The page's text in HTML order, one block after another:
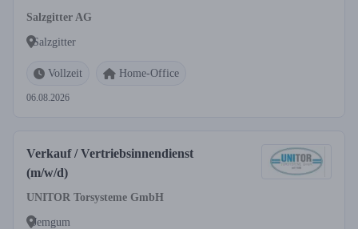
Salzgitter AG
Salzgitter
Vollzeit Home-Office
06.08.2026
Verkauf / Vertriebsinnendienst
(m/w/d)
UNITOR Torsysteme GmbH
Jemgum